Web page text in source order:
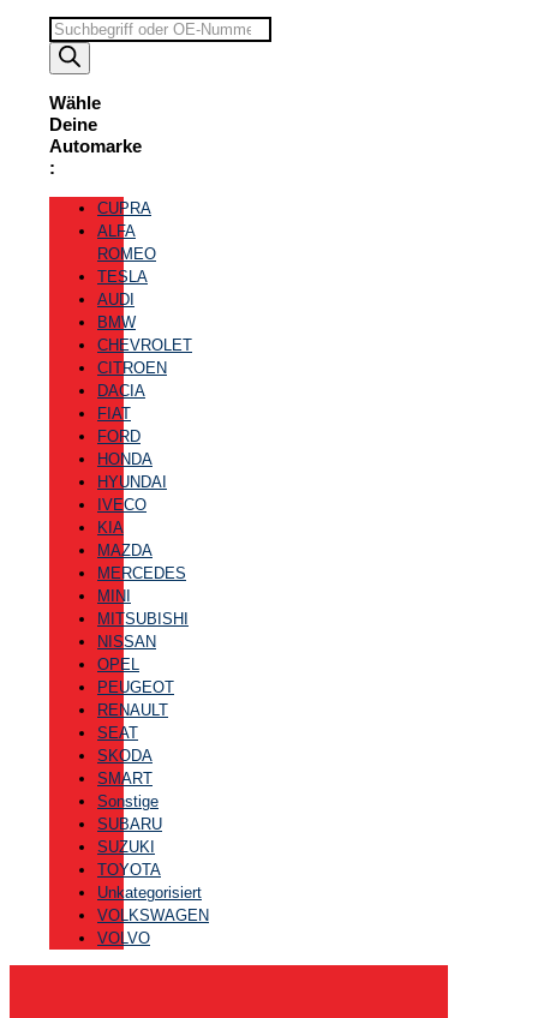
Suchbegriff
eingeben
Wähle
Deine
Automarke
:
CUPRA
ALFA
ROMEO
TESLA
AUDI
BMW
CHEVROLET
CITROEN
DACIA
FIAT
FORD
HONDA
HYUNDAI
IVECO
KIA
MAZDA
MERCEDES
MINI
MITSUBISHI
NISSAN
OPEL
PEUGEOT
RENAULT
SEAT
SKODA
SMART
Sonstige
SUBARU
SUZUKI
TOYOTA
Unkategorisiert
VOLKSWAGEN
VOLVO